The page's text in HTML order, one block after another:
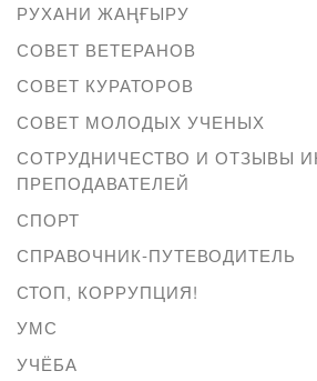
РУХАНИ ЖАҢҒЫРУ
СОВЕТ ВЕТЕРАНОВ
СОВЕТ КУРАТОРОВ
СОВЕТ МОЛОДЫХ УЧЕНЫХ
СОТРУДНИЧЕСТВО И ОТЗЫВЫ
ПРЕПОДАВАТЕЛЕЙ
СПОРТ
СПРАВОЧНИК-ПУТЕВОДИТЕЛЬ
СТОП, КОРРУПЦИЯ!
УМС
УЧЁБА